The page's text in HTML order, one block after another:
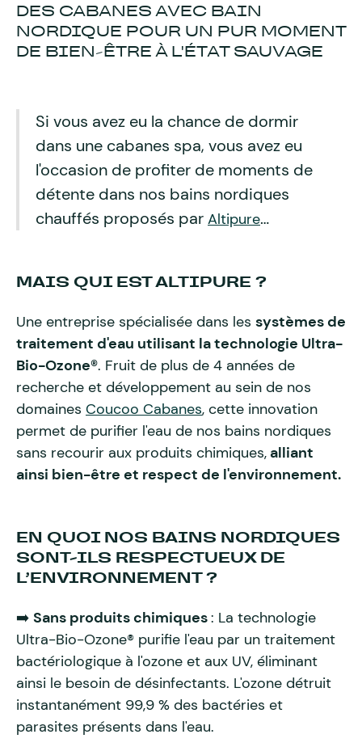
DES CABANES AVEC BAIN
NORDIQUE POUR UN PUR MOMENT
DE BIEN-ÊTRE À L'ÉTAT SAUVAGE
Si vous avez eu la chance de dormir
dans une cabanes spa, vous avez eu
l'occasion de profiter de moments de
détente dans nos bains nordiques
chauffés proposés par Altipure…
MAIS QUI EST ALTIPURE ?
Une entreprise spécialisée dans les systèmes de
traitement d'eau utilisant la technologie Ultra-
Bio-Ozone®. Fruit de plus de 4 années de
recherche et développement au sein de nos
domaines Coucoo Cabanes, cette innovation
permet de purifier l'eau de nos bains nordiques
sans recourir aux produits chimiques, alliant
ainsi bien-être et respect de l'environnement.
EN QUOI NOS BAINS NORDIQUES
SONT-ILS RESPECTUEUX DE
L’ENVIRONNEMENT ?
➡️ Sans produits chimiques: La technologie
Ultra-Bio-Ozone® purifie l'eau par un traitement
bactériologique à l'ozone et aux UV, éliminant
ainsi le besoin de désinfectants. L'ozone détruit
instantanément 99,9 % des bactéries et
parasites présents dans l'eau.